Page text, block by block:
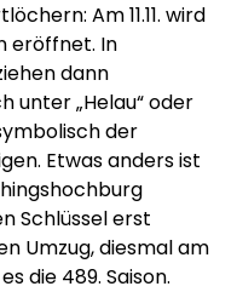
Am 11.11. wird
eröffnet. In
dann
unter „Helau“ oder
der
Etwas anders ist
Schlüssel erst
Umzug, diesmal am
die 489. Saison.